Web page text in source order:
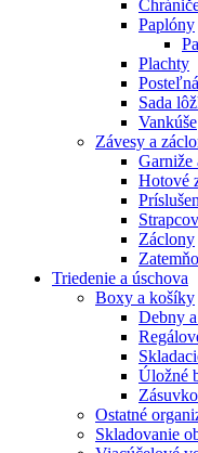
Paplóny
Plachty
Sada
Vankúše
Závesy a
Garniže
Hotové
Záclony
Triedenie a úschova
Boxy a košíky
Debny
Úložné
Ostatné
Skladovanie